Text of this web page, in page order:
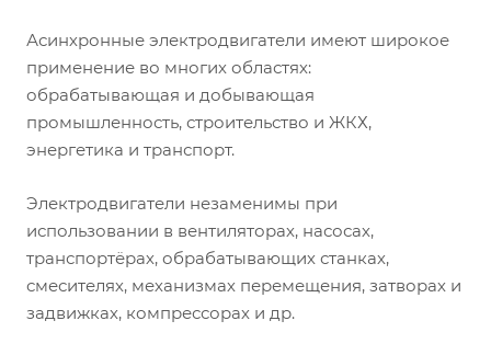
Асинхронные электродвигатели имеют широкое
применение во многих областях:
обрабатывающая и добывающая
промышленность, строительство и ЖКХ,
энергетика и транспорт.
Электродвигатели незаменимы при
использовании в вентиляторах, насосах,
транспортёрах, обрабатывающих станках,
смесителях, механизмах перемещения, затворах и
задвижках, компрессорах и др.